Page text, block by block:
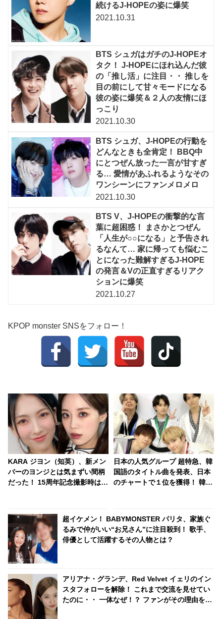
続けるJ-HOPEの姿に爆笑
2021.10.31
BTS シュガはガチのJ-HOPEオ
タク！ J-HOPEにほれ込んだ彼
の「推し活」に注目・・ 推しを
目の前にして甘々モードになる
彼の姿に爆笑＆２人の友情にほ
っこり
2021.10.30
BTS シュガ、J-HOPEの行動を
どんなときも全肯定！ BBQ中
にとつぜん放った一言が甘すぎ
る… 愛情があふれるようなその
ワンシーンにファンメロメロ
2021.10.30
BTS V、J-HOPEの衝撃的な言
葉に超困惑！ まさかとつぜん
「人生が○○になる」と予告され
るなんて… 家に帰っても悩むこ
とになった難解すぎるJ-HOPE
の発言＆Vの正直すぎるリアク
ションに爆笑
2021.10.27
KPOP monster SNSをフォロー！
KARA ジヨン（知英）、新メン
バーのヨンジとは気まずい間柄
だった！ 15周年記念撮影時はほ
日本の人気グループ 超特急、韓
国語のタイトル曲を発表、日本
のチャートで１位を獲得！ 韓国
超イケメン！ BABYMONSTER パリタ、家族ぐ
るみで仲がいい“お兄さん”に注目殺到！ 歌手、
俳優として活躍するその人物とは？
アリアナ・グランデ、Red Velvet イェリのイン
スタフォローを解除！ これまで交流を見せてい
たのに・・ 一体なぜ！？ ファンがその理由を推